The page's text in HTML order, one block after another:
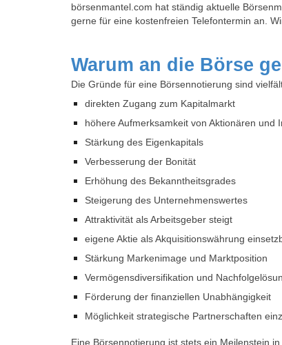
börsenmantel.com hat ständig aktuelle
gerne für eine kostenfreien Telefontermin an.
Warum an die Börse
Die Gründe für eine Börsennotierung sind
direkten Zugang zum Kapitalmarkt
höhere Aufmerksamkeit von Aktionären und
Stärkung des Eigenkapitals
Verbesserung der Bonität
Erhöhung des Bekanntheitsgrades
Steigerung des Unternehmenswertes
Attraktivität als Arbeitsgeber steigt
eigene Aktie als Akquisitionswährung
Stärkung Markenimage und Marktposition
Vermögensdiversifikation und
Förderung der finanziellen Unabhängigkeit
Möglichkeit strategische Partnerschaften
Eine Börsennotierung ist stets ein Meilenstein